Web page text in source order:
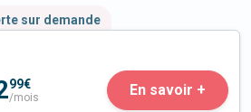
sur demande
99€
/mois En savoir +